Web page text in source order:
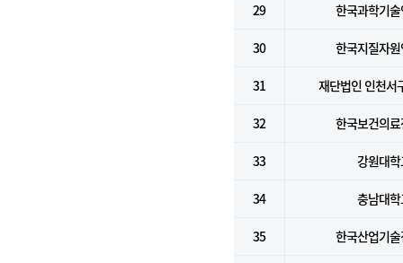
29 한국과학기
30 한국지질자
31 재단법인 인천서
32 한국보건의
33 강원대
34 충남대
35 한국산업기